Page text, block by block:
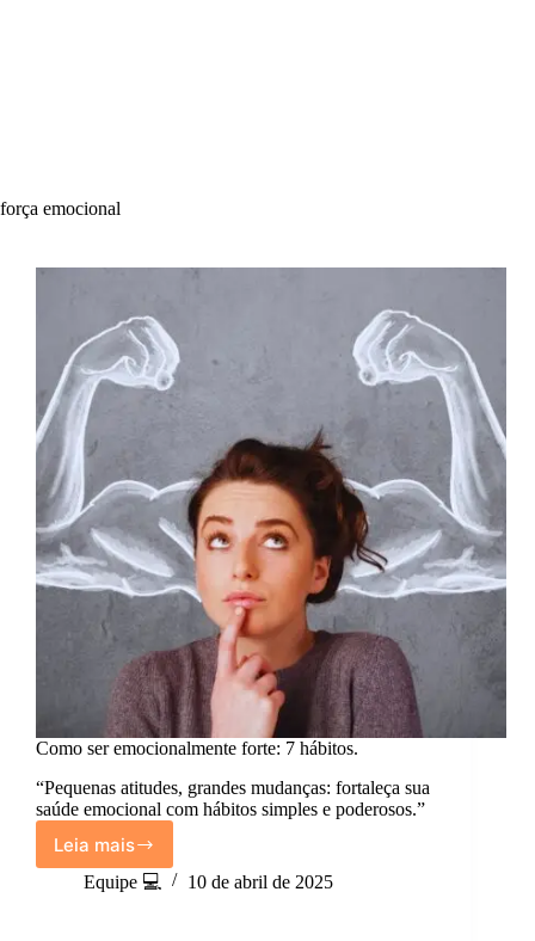
força emocional
Como ser emocionalmente forte: 7 hábitos.
“Pequenas atitudes, grandes mudanças: fortaleça sua
saúde emocional com hábitos simples e poderosos.”
Leia mais
Como
ser
emocionalmente
Equipe 💻 10 de abril de 2025